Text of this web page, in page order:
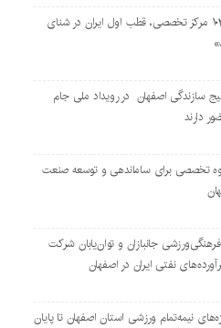
«اصفهان با ۱۰۳ مرکز تخصصی، قطب اول ایران در شنای
سازندگی اصفهان در رویداد ملی جام
دارند
تخصصی برای ساماندهی و توسعه صنعت
فرهنگی‌ورزشی جانبازان و توان‌یابان شرکت
نفتی ایران در اصفهان
نیمه‌تمام ورزشی استان اصفهان تا پایان